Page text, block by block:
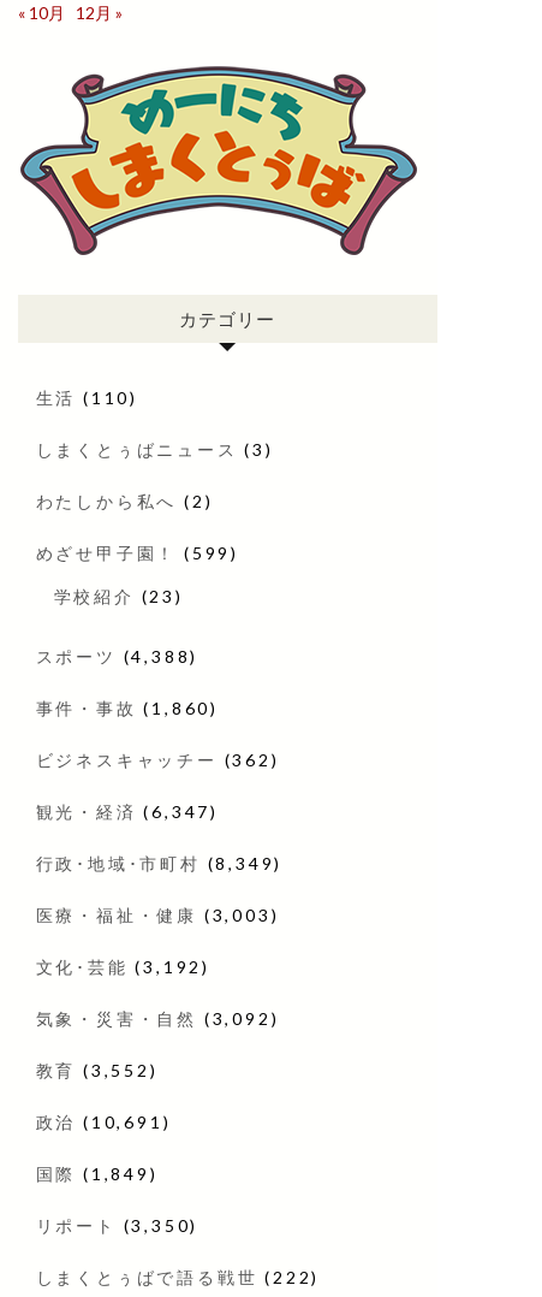
« 10月
12月 »
カテゴリー
生活 (110)
しまくとぅばニュース (3)
わたしから私へ (2)
めざせ甲子園！ (599)
学校紹介 (23)
スポーツ (4,388)
事件・事故 (1,860)
ビジネスキャッチー (362)
観光・経済 (6,347)
行政･地域･市町村 (8,349)
医療・福祉・健康 (3,003)
文化･芸能 (3,192)
気象・災害・自然 (3,092)
教育 (3,552)
政治 (10,691)
国際 (1,849)
リポート (3,350)
しまくとぅばで語る戦世 (222)